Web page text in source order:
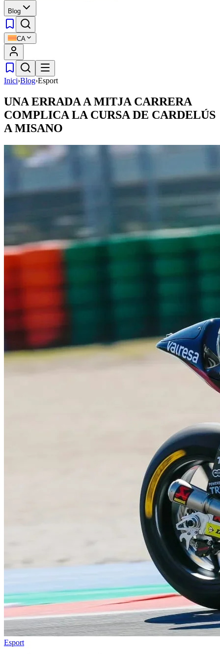
Blog
CA
Inici›Blog›Esport
UNA ERRADA A MITJA CARRERA
COMPLICA LA CURSA DE CARDELÚS
A MISANO
Esport